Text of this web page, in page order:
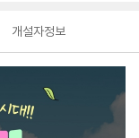
개설자정보